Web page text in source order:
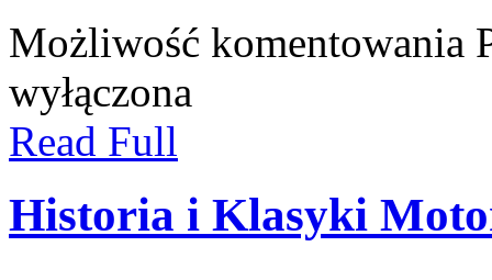
Możliwość komentowania
wyłączona
Read Full
Historia i Klasyki